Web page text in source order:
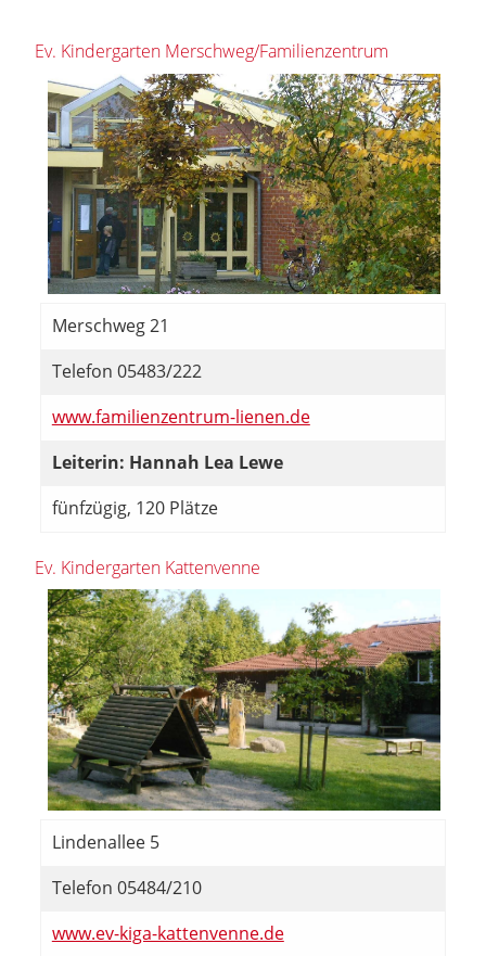
Ev. Kindergarten Merschweg/Familienzentrum
Merschweg 21
Telefon 05483/222
www.familienzentrum-lienen.de
Leiterin: Hannah Lea Lewe
fünfzügig, 120 Plätze
Ev. Kindergarten Kattenvenne
Lindenallee 5
Telefon 05484/210
www.ev-kiga-kattenvenne.de